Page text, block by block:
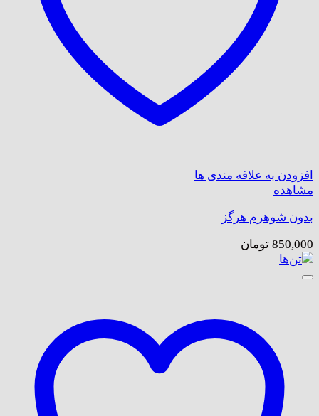
افزودن به علاقه مندی ها
مشاهده
بدون شوهرم هرگز
850,000 تومان